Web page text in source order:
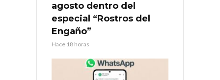
agosto dentro del
especial “Rostros del
Engaño”
Hace 18 horas